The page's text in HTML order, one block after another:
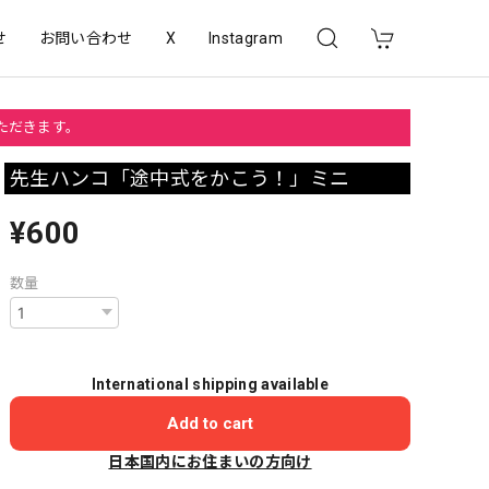
お問い合わせ X Instagram
きます。
先生ハンコ「途中式をかこう！」ミニ
¥600
数量
International shipping available
Add to cart
日本国内にお住まいの方向け